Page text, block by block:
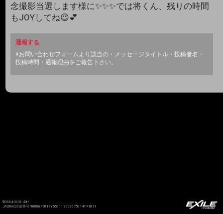
念撮影当選します様に✨✨✨では将くん、残りの時間
もJOYしてね😉💕
通報する
※お問い合わせフォームより該当の・メッセージタイトル・投稿者名・
投稿時間・通報理由をご報告下さい。
©2004-2026 LDH
JASRAC許諾番号 9008675017Y55011 9008675014Y41011